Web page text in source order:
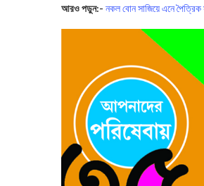
আরও পড়ুন:- নকল বোন সাজিয়ে এনে পৈত্রিক